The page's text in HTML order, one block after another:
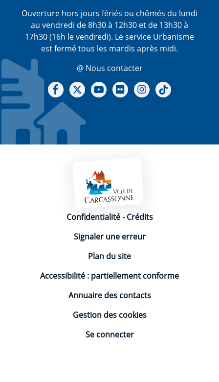
Ouverture hors jours fériés ou chômés du lundi
au vendredi de 8h30 à 12h30 et de 13h30 à
17h30 (16h le vendredi). Le service Urbanisme
est fermé tous les mardis après midi.
@ Nous contacter
Notre Facebook
Notre X - (twitter)
Notre chaine Youtube
Notre Gallerie sur Flickr
Notre Instagram
Mentions légales
Confidentialité-Crédits
Signaler une erreur
Plan du site
Accessibilité : partiellement conforme
Annuaire des contacts
Gestion des cookies
Se connecter